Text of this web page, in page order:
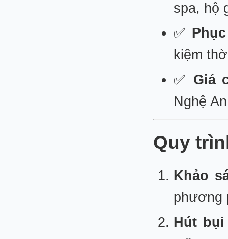
spa, hộ
✅
kiệm
✅ Giá
Nghệ
Quy
Khảo
phương
Hút